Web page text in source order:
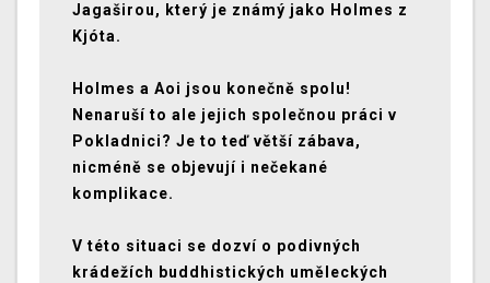
Jagaširou, který je známý jako Holmes z
Kjóta.
Holmes a Aoi jsou konečně spolu!
Nenaruší to ale jejich společnou práci v
Pokladnici? Je to teď větší zábava,
nicméně se objevují i nečekané
komplikace.
V této situaci se dozví o podivných
krádežích buddhistických uměleckých